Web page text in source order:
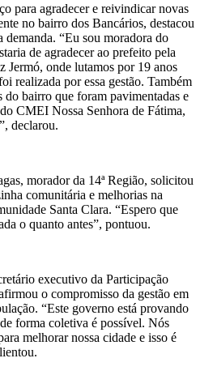
para agradecer e reivindicar novas
no bairro dos Bancários, destacou
demanda. “Eu sou moradora do
de agradecer ao prefeito pela
Jermó, onde lutamos por 19 anos
realizada por essa gestão. Também
do bairro que foram pavimentadas e
CMEI Nossa Senhora de Fátima,
declarou.
morador da 14ª Região, solicitou
comunitária e melhorias na
Santa Clara. “Espero que
o quanto antes”, pontuou.
executivo da Participação
o compromisso da gestão em
“Este governo está provando
forma coletiva é possível. Nós
melhorar nossa cidade e isso é